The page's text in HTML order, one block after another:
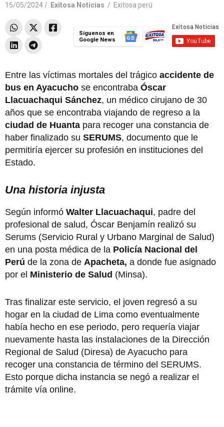
15/05/2024 / Exitosa Noticias / Exitosa perú
Síguenos en
Google News
Entre las víctimas mortales del trágico accidente de
bus en Ayacucho se encontraba Óscar
Llacuachaqui Sánchez, un médico cirujano de 30
años que se encontraba viajando de regreso a la
ciudad de Huanta para recoger una constancia de
haber finalizado su SERUMS, documento que le
permitiría ejercer su profesión en instituciones del
Estado.
Una historia injusta
Según informó Walter Llacuachaqui, padre del
profesional de salud, Óscar Benjamín realizó su
Serums (Servicio Rural y Urbano Marginal de Salud)
en una posta médica de la Policía Nacional del
Perú de la zona de Apacheta, a donde fue asignado
por el Ministerio de Salud (Minsa).
Tras finalizar este servicio, el joven regresó a su
hogar en la ciudad de Lima como eventualmente
había hecho en ese periodo, pero requería viajar
nuevamente hasta las instalaciones de la Dirección
Regional de Salud (Diresa) de Ayacucho para
recoger una constancia de término del SERUMS.
Esto porque dicha instancia se negó a realizar el
trámite vía online.